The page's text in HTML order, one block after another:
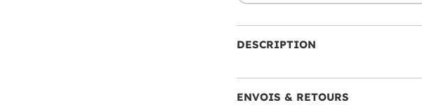
DESCRIPTION
ENVOIS & RETOURS